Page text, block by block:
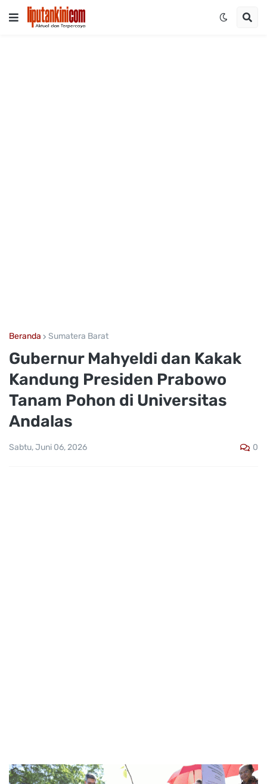
Beranda Sumatera Barat
Gubernur Mahyeldi dan Kakak
Kandung Presiden Prabowo
Tanam Pohon di Universitas
Andalas
Sabtu, Juni 06, 2026 0